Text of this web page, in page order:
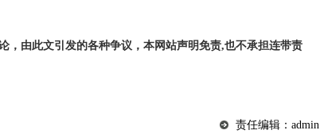
，由此文引发的各种争议，本网站声明免责,也不承担连带责
责任编辑：admin